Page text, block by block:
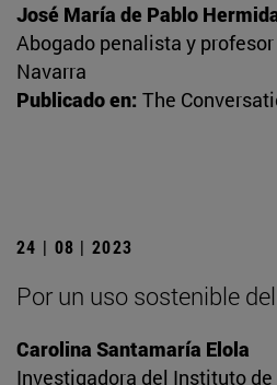
José María de Pablo
Abogado penalista y
Navarra
Publicado en: The
24 | 08 | 2023
Por un uso sostenible
Carolina Santamaría Elola
Investigadora del Instituto